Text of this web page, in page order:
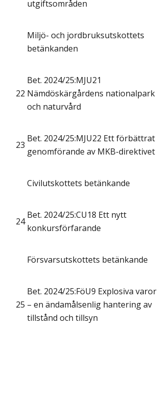
utgiftsområden
Miljö- och jordbruksutskottets
betänkanden
22
Bet. 2024/25:MJU21
Nämdöskärgårdens nationalpark
och naturvård
23
Bet. 2024/25:MJU22 Ett förbättrat
genomförande av MKB-direktivet
Civilutskottets betänkande
24
Bet. 2024/25:CU18 Ett nytt
konkursförfarande
Försvarsutskottets betänkande
25
Bet. 2024/25:FöU9 Explosiva varor
– en ändamålsenlig hantering av
tillstånd och tillsyn